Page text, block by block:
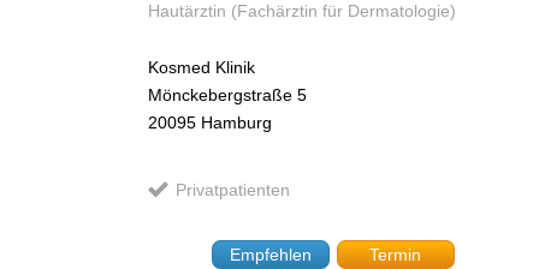
Hautärztin (Fachärztin für Dermatologie)
Kosmed Klinik
Mönckebergstraße 5
20095 Hamburg
Privatpatienten
Empfehlen
Termin